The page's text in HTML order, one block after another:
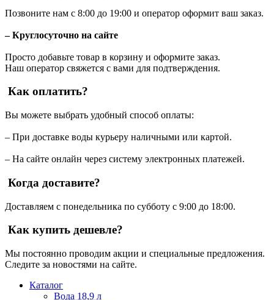
Позвоните нам с 8:00 до 19:00 и оператор оформит ваш заказ.
– Круглосуточно на сайте
Просто добавьте товар в корзину и оформите заказ.
Наш оператор свяжется с вами для подтверждения.
Как оплатить?
Вы можете выбрать удобный способ оплаты:
– При доставке воды курьеру наличными или картой.
– На сайте онлайн через систему электронных платежей.
Когда доставите?
Доставляем с понедельника по субботу с 9:00 до 18:00.
Как купить дешевле?
Мы постоянно проводим акции и специальные предложения.
Следите за новостями на сайте.
Пользователи
Каталог
Вода 18,9 л